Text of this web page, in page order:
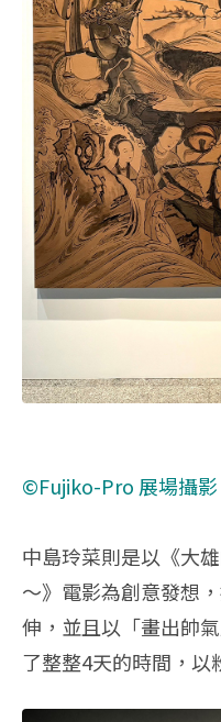
©Fujiko-Pro 展場攝
中島玲菜則是以《大
～》電影為創意發想
伸，並且以「畫出帥
了整整4天的時間，以